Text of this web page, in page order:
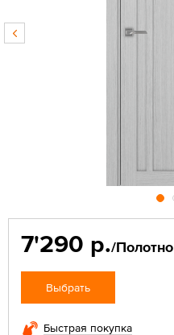
7'290 р./Полотно
Выбрать
Быстрая покупка